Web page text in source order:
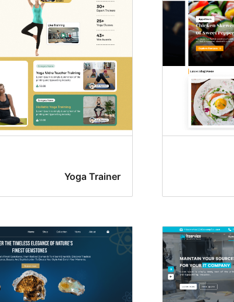
Yoga Trainer